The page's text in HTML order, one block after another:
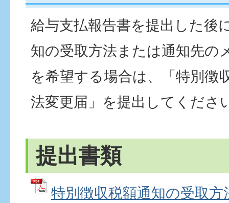
給与支払報告書を提出した後
知の受取方法または通知先の
を希望する場合は、「特別徴
法変更届」を提出してくださ
提出書類
特別徴収税額通知の受取